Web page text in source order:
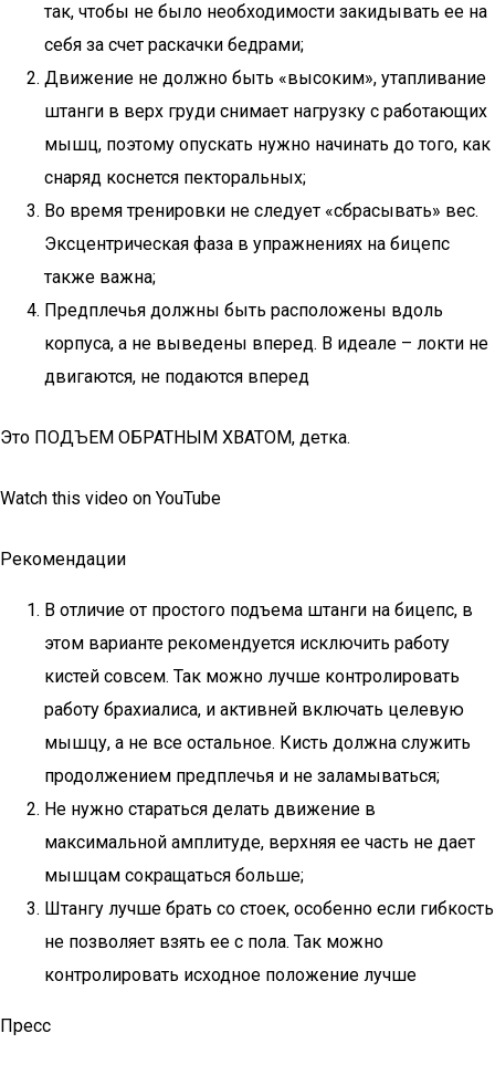
так, чтобы не было необходимости закидывать ее на
себя за счет раскачки бедрами;
Движение не должно быть «высоким», утапливание
штанги в верх груди снимает нагрузку с работающих
мышц, поэтому опускать нужно начинать до того, как
снаряд коснется пекторальных;
Во время тренировки не следует «сбрасывать» вес.
Эксцентрическая фаза в упражнениях на бицепс
также важна;
Предплечья должны быть расположены вдоль
корпуса, а не выведены вперед. В идеале – локти не
двигаются, не подаются вперед
Это ПОДЪЕМ ОБРАТНЫМ ХВАТОМ, детка.
Watch this video on YouTube
Рекомендации
В отличие от простого подъема штанги на бицепс, в
этом варианте рекомендуется исключить работу
кистей совсем. Так можно лучше контролировать
работу брахиалиса, и активней включать целевую
мышцу, а не все остальное. Кисть должна служить
продолжением предплечья и не заламываться;
Не нужно стараться делать движение в
максимальной амплитуде, верхняя ее часть не дает
мышцам сокращаться больше;
Штангу лучше брать со стоек, особенно если гибкость
не позволяет взять ее с пола. Так можно
контролировать исходное положение лучше
Пресс